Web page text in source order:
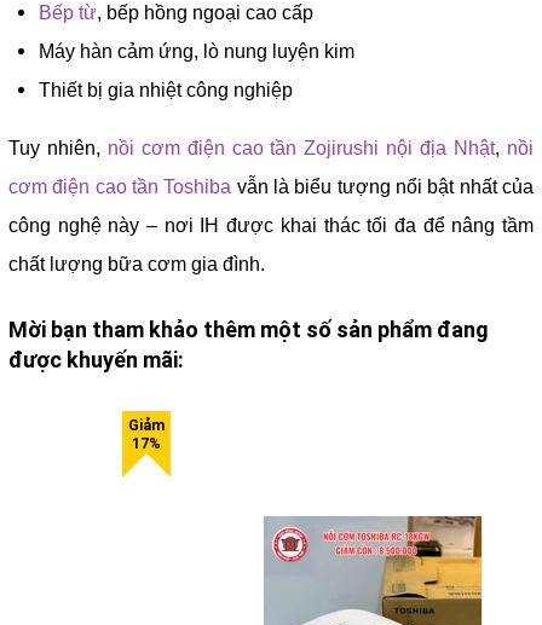
Bếp từ, bếp hồng ngoại cao cấp
Máy hàn cảm ứng, lò nung luyện kim
Thiết bị gia nhiệt công nghiệp
Tuy nhiên, nồi cơm điện cao tần Zojirushi nội địa Nhật, nồi
cơm điện cao tần Toshiba vẫn là biểu tượng nổi bật nhất của
công nghệ này – nơi IH được khai thác tối đa để nâng tầm
chất lượng bữa cơm gia đình.
Mời bạn tham khảo thêm một số sản phẩm đang
được khuyến mãi: